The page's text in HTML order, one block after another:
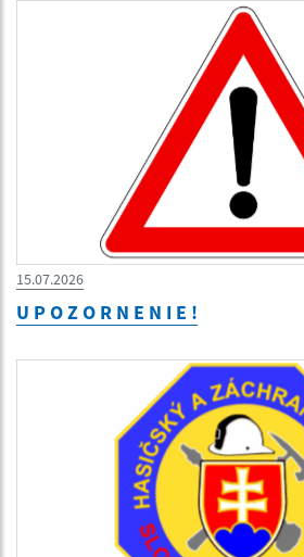
15.07.2026
U P O Z O R N E N I E !